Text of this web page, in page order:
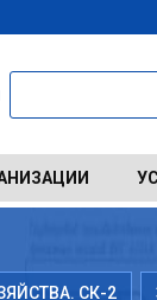
СК-2